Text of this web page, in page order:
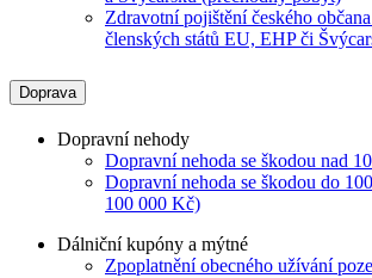
Zdravotní pojištění českého
členských států EU, EHP či
Doprava
Dopravní nehody
Dopravní nehoda se škodou nad
Dopravní nehoda se škodou do
100 000 Kč)
Dálniční kupóny a mýtné
Zpoplatnění obecného užívání